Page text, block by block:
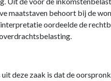
maatstaven behoort bij de
oordeelde de
uit deze zaak is dat de